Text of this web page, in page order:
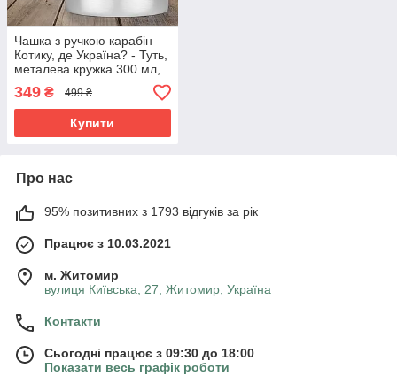
Чашка з ручкою карабін
Котику, де Україна? - Туть,
металева кружка 300 мл,
Срібляста
349 ₴ 499 ₴
Купити
Про нас
95% позитивних з 1793 відгуків за рік
Працює з 10.03.2021
м. Житомир
вулиця Київська, 27, Житомир, Україна
Контакти
Сьогодні працює з 09:30 до 18:00
Показати весь графік роботи